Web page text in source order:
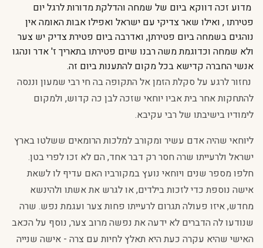
מדוע זכה דווקא ביום של שמחה והדלקת מדורות לרגל יום
פטירתו , ואילו שאר צדיקי עם ישראל ואפילו אבות האומה אין
נוהגים בשמחה ביום פטירתן, ואדרבה ביום פטירת צדיק יש צער
ולא שמחה וכדוגמת משה רבנו שיום פטירתו בתאריך ז' אדר ונהגו
אנשי החברה קדישא בכל מקום להתענות ביום זה.
נחזור לרגע על סקלת הזמן אל התקופה בה חי רבי שמעון וננסה
להתחקות אחר בית אביו יוחאי שזכה לבן כה קדוש, ולמקום
לימודיו בישיבתו של רבי עקיבא.
ליוחאי שהיה אדם עשיר ומקורב למלכות הרומאים ששלטו בארץ
ישראל ולרעייתו שרה חסר רק דבר אחד, הם לא זכו לפרי בטן.
חלפו מספר שנים ויוחאי נועץ במקורביו האם עדיף לו לשאת
אישה נוספת כדי לזכות בילדים, או לגרש את אשתו ולהינשא
מחדש, איזו פעולה תגרום לרעייתו פחות צער ועגמת נפש. שרה
שנודעו לה הדברים לא ידעה את נפשה מרוב צער, נוסף על הכאב
האישי שהיא עקרה כעת היא תאלץ לחיות עם צרה - אישה שנייה